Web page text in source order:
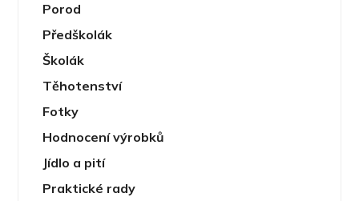
Porod
Předškolák
Školák
Těhotenství
Fotky
Hodnocení výrobků
Jídlo a pití
Praktické rady